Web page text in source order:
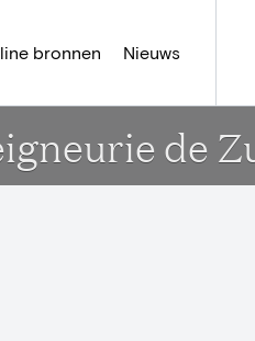
bronnen Nieuws
de